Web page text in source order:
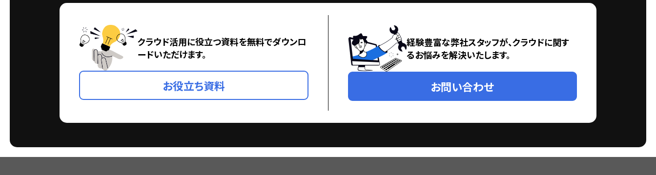
クラウド活用に役立つ資料を無料でダウンロ
ードいただけます。
お役立ち資料
経験豊富な弊社スタッフが、クラウドに関す
るお悩みを解決いたします。
お問い合わせ